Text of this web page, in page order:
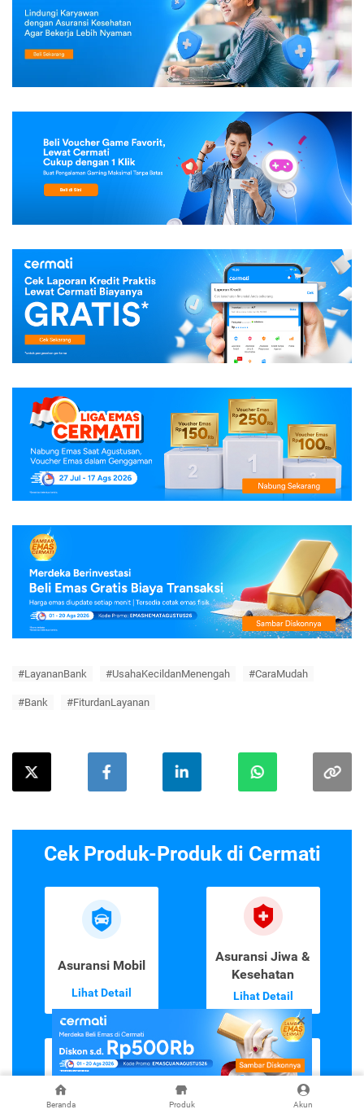
Beranda Produk Akun
#LayananBank #UsahaKecildanMenengah #CaraMudah
#Bank #FiturdanLayanan
Cek Produk-Produk di Cermati
Asuransi Mobil
Lihat Detail
Asuransi Jiwa &
Kesehatan
Lihat Detail
Asuransi